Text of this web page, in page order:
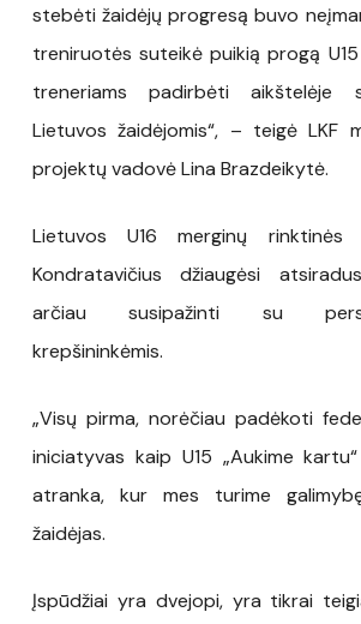
stebėti žaidėjų progresą buvo
treniruotės suteikė puikią progą
treneriams padirbėti aikštelėje
Lietuvos žaidėjomis“, – teigė LKF
projektų vadovė Lina Brazdeikytė.
Lietuvos U16 merginų rinktinės
Kondratavičius džiaugėsi
arčiau susipažinti su
krepšininkėmis.
„Visų pirma, norėčiau padėkoti
iniciatyvas kaip U15 „Aukime
atranka, kur mes turime
žaidėjas.
Įspūdžiai yra dvejopi, yra tikrai